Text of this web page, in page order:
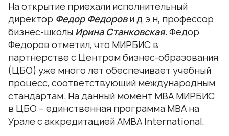
На открытие приехали исполнительный
директор Федор Федоровид.э.н, профессор
бизнес-школы Ирина Станковская. Федор
Федоров отметил, что МИРБИС в
партнерстве с Центром бизнес-образования
(ЦБО) уже много лет обеспечивает учебный
процесс, соответствующий международным
стандартам. На данный момент МВА МИРБИС
в ЦБО – единственная программа МВА на
Урале с аккредитацией АМВА International.